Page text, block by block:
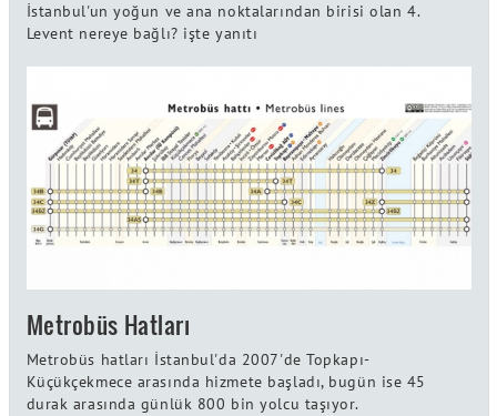
İstanbul'un yoğun ve ana noktalarından birisi olan 4.
Levent nereye bağlı? işte yanıtı
Metrobüs Hatları
Metrobüs hatları İstanbul'da 2007'de Topkapı-
Küçükçekmece arasında hizmete başladı, bugün ise 45
durak arasında günlük 800 bin yolcu taşıyor.